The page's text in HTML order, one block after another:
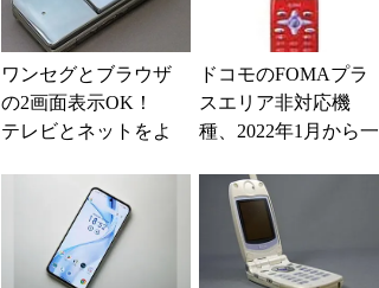
ワンセグとブラウザ
の2画面表示OK！
テレビとネットをよ
ケータイ 912SH」...
ドコモのFOMAプラ
スエリア非対応機
種、2022年1月から一